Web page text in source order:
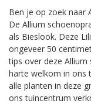
Ben je op zoek naar
De Allium
als Bieslook. Deze
ongeveer 50
tips over deze Allium
harte welkom in ons
alle planten in deze
ons tuincentrum